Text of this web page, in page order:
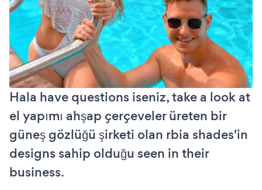
Hala have questions iseniz, take a look at
el yapımı ahşap çerçeveler üreten bir
güneş gözlüğü şirketi olan rbia shades'in
designs sahip olduğu seen in their
business.